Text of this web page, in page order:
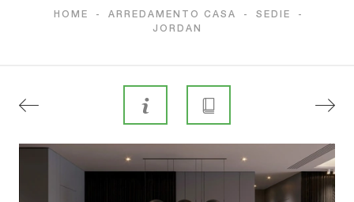
HOME - ARREDAMENTO CASA - SEDIE
-
JORDAN